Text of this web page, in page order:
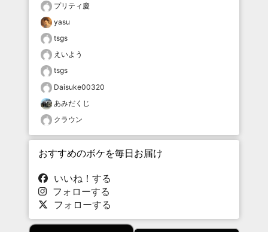
プリティ慶
yasu
tsgs
えいよう
tsgs
Daisuke00320
あみだくじ
クラウン
おすすめのボケを毎日お届け
いいね！する
フォローする
フォローする